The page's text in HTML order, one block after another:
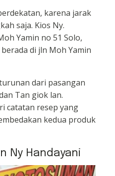
karena jarak
saja. Kios Ny.
Yamin no 51 Solo,
di jln Moh Yamin
dari pasangan
Tan giok lan.
catatan resep yang
kedua produk
Ny Handayani